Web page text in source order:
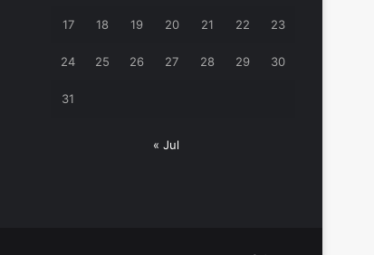
17 18 19 20 21 22 23
24 25 26 27 28 29 30
31
« Jul